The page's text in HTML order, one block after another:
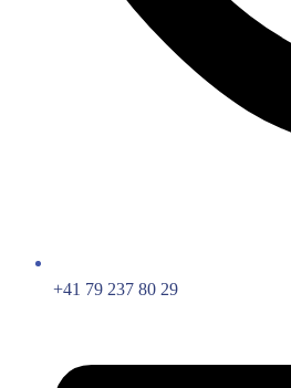
+41 79 237 80 29